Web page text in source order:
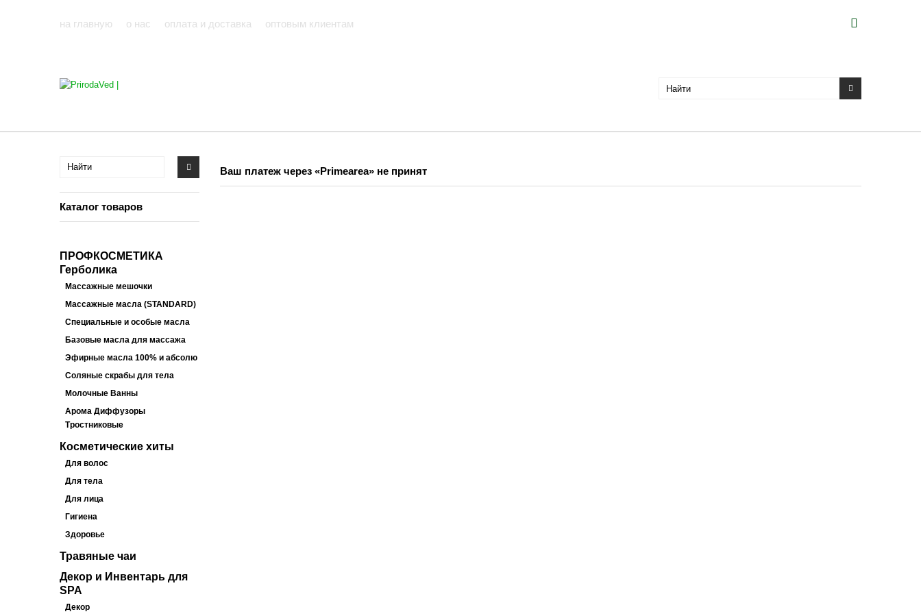
на главную о нас оплата и доставка оптовым клиентам
Ваш платеж через «Primearea» не принят
Каталог товаров
ПРОФКОСМЕТИКА
Герболика
Массажные мешочки
Массажные масла (STANDARD)
Специальные и особые масла
Базовые масла для массажа
Эфирные масла 100% и абсолю
Соляные скрабы для тела
Молочные Ванны
Арома Диффузоры
Тростниковые
Косметические хиты
Для волос
Для тела
Для лица
Гигиена
Здоровье
Травяные чаи
Декор и Инвентарь для
SPA
Декор